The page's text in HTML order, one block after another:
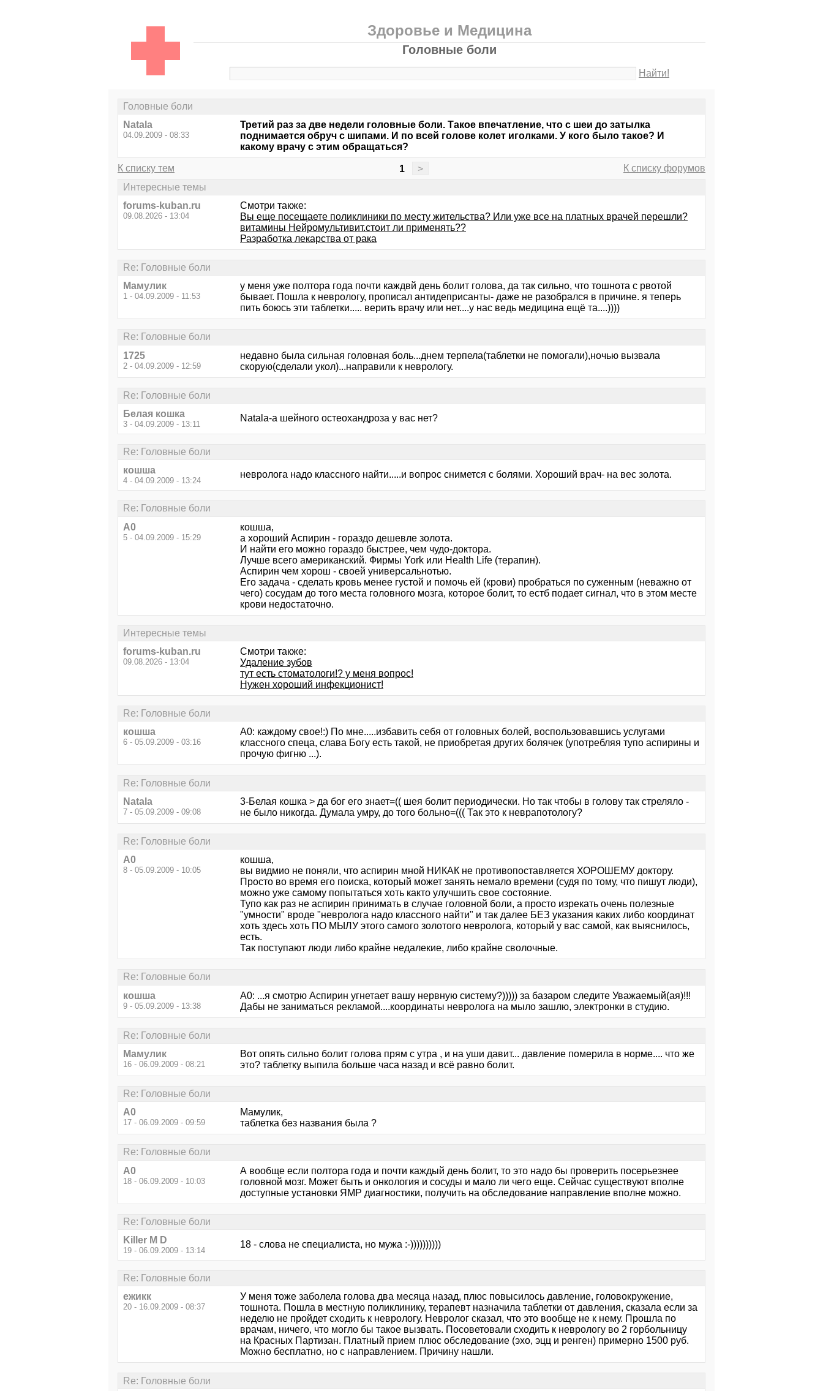
Здоровье и Медицина
Головные боли
Найти!
Головные боли
Natala
04.09.2009 - 08:33
Третий раз за две недели головные боли. Такое впечатление, что с шеи до затылка
поднимается обруч с шипами. И по всей голове колет иголками. У кого было такое? И
какому врачу с этим обращаться?
К списку тем 1 >
К списку форумов
Интересные темы
forums-kuban.ru
09.08.2026 - 13:04
Смотри также:
Вы еще посещаете поликлиники по месту жительства? Или уже все на платных врачей перешли?
витамины Нейромультивит.стоит ли применять??
Разработка лекарства от рака
Re: Головные боли
Мамулик
1 - 04.09.2009 - 11:53
у меня уже полтора года почти каждвй день болит голова, да так сильно, что тошнота с рвотой
бывает. Пошла к неврологу, прописал антидеприсанты- даже не разобрался в причине. я теперь
пить боюсь эти таблетки..... верить врачу или нет....у нас ведь медицина ещё та....))))
Re: Головные боли
1725
2 - 04.09.2009 - 12:59
недавно была сильная головная боль...днем терпела(таблетки не помогали),ночью вызвала
скорую(сделали укол)...направили к неврологу.
Re: Головные боли
Белая кошка
3 - 04.09.2009 - 13:11
Natala-а шейного остеохандроза у вас нет?
Re: Головные боли
кошша
4 - 04.09.2009 - 13:24
невролога надо классного найти.....и вопрос снимется с болями. Хороший врач- на вес золота.
Re: Головные боли
А0
5 - 04.09.2009 - 15:29
кошша,
а хороший Аспирин - гораздо дешевле золота.
И найти его можно гораздо быстрее, чем чудо-доктора.
Лучше всего американский. Фирмы York или Health Life (терапин).
Аспирин чем хорош - своей универсальнотью.
Его задача - сделать кровь менее густой и помочь ей (крови) пробраться по суженным (неважно от
чего) сосудам до того места головного мозга, которое болит, то естб подает сигнал, что в этом месте
крови недостаточно.
Интересные темы
forums-kuban.ru
09.08.2026 - 13:04
Смотри также:
Удаление зубов
тут есть стоматологи!? у меня вопрос!
Нужен хороший инфекционист!
Re: Головные боли
кошша
6 - 05.09.2009 - 03:16
А0: каждому свое!:) По мне.....избавить себя от головных болей, воспользовавшись услугами
классного спеца, слава Богу есть такой, не приобретая других болячек (употребляя тупо аспирины и
прочую фигню ...).
Re: Головные боли
Natala
7 - 05.09.2009 - 09:08
3-Белая кошка > да бог его знает=(( шея болит периодически. Но так чтобы в голову так стреляло -
не было никогда. Думала умру, до того больно=((( Так это к неврапотологу?
Re: Головные боли
А0
8 - 05.09.2009 - 10:05
кошша,
вы видмио не поняли, что аспирин мной НИКАК не противопоставляется ХОРОШЕМУ доктору.
Просто во время его поиска, который может занять немало времени (судя по тому, что пишут люди),
можно уже самому попытаться хоть както улучшить свое состояние.
Тупо как раз не аспирин принимать в случае головной боли, а просто изрекать очень полезные
"умности" вроде "невролога надо классного найти" и так далее БЕЗ указания каких либо координат
хоть здесь хоть ПО МЫЛУ этого самого золотого невролога, который у вас самой, как выяснилось,
есть.
Так поступают люди либо крайне недалекие, либо крайне сволочные.
Re: Головные боли
кошша
9 - 05.09.2009 - 13:38
А0: ...я смотрю Аспирин угнетает вашу нервную систему?))))) за базаром следите Уважаемый(ая)!!!
Дабы не заниматься рекламой....координаты невролога на мыло зашлю, электронки в студию.
Re: Головные боли
Мамулик
16 - 06.09.2009 - 08:21
Вот опять сильно болит голова прям с утра , и на уши давит... давление померила в норме.... что же
это? таблетку выпила больше часа назад и всё равно болит.
Re: Головные боли
А0
17 - 06.09.2009 - 09:59
Мамулик,
таблетка без названия была ?
Re: Головные боли
А0
18 - 06.09.2009 - 10:03
А вообще если полтора года и почти каждый день болит, то это надо бы проверить посерьезнее
головной мозг. Может быть и онкология и сосуды и мало ли чего еще. Сейчас существуют вполне
доступные установки ЯМР диагностики, получить на обследование направление вполне можно.
Re: Головные боли
Killer M D
19 - 06.09.2009 - 13:14
18 - слова не специалиста, но мужа :-))))))))))
Re: Головные боли
ежикк
20 - 16.09.2009 - 08:37
У меня тоже заболела голова два месяца назад, плюс повысилось давление, головокружение,
тошнота. Пошла в местную поликлинику, терапевт назначила таблетки от давления, сказала если за
неделю не пройдет сходить к неврологу. Невролог сказал, что это вообще не к нему. Прошла по
врачам, ничего, что могло бы такое вызвать. Посоветовали сходить к неврологу во 2 горбольницу
на Красных Партизан. Платный прием плюс обследование (эхо, эцц и ренген) примерно 1500 руб.
Можно бесплатно, но с направлением. Причину нашли.
Re: Головные боли